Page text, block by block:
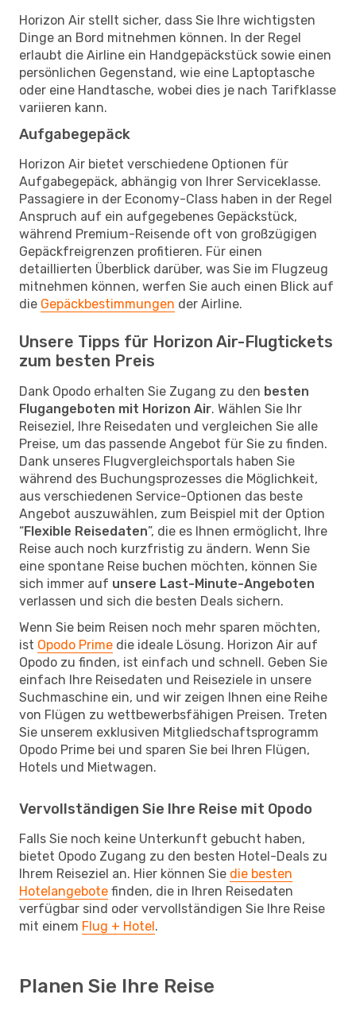
Horizon Air stellt sicher, dass Sie Ihre wichtigsten
Dinge an Bord mitnehmen können. In der Regel
erlaubt die Airline ein Handgepäckstück sowie einen
persönlichen Gegenstand, wie eine Laptoptasche
oder eine Handtasche, wobei dies je nach Tarifklasse
variieren kann.
Aufgabegepäck
Horizon Air bietet verschiedene Optionen für
Aufgabegepäck, abhängig von Ihrer Serviceklasse.
Passagiere in der Economy-Class haben in der Regel
Anspruch auf ein aufgegebenes Gepäckstück,
während Premium-Reisende oft von großzügigen
Gepäckfreigrenzen profitieren. Für einen
detaillierten Überblick darüber, was Sie im Flugzeug
mitnehmen können, werfen Sie auch einen Blick auf
die Gepäckbestimmungen der Airline.
Unsere Tipps für Horizon Air-Flugtickets
zum besten Preis
Dank Opodo erhalten Sie Zugang zu den besten
Flugangeboten mit Horizon Air. Wählen Sie Ihr
Reiseziel, Ihre Reisedaten und vergleichen Sie alle
Preise, um das passende Angebot für Sie zu finden.
Dank unseres Flugvergleichsportals haben Sie
während des Buchungsprozesses die Möglichkeit,
aus verschiedenen Service-Optionen das beste
Angebot auszuwählen, zum Beispiel mit der Option
“Flexible Reisedaten”, die es Ihnen ermöglicht, Ihre
Reise auch noch kurzfristig zu ändern. Wenn Sie
eine spontane Reise buchen möchten, können Sie
sich immer auf unsere Last-Minute-Angeboten
verlassen und sich die besten Deals sichern.
Wenn Sie beim Reisen noch mehr sparen möchten,
ist Opodo Prime die ideale Lösung. Horizon Air auf
Opodo zu finden, ist einfach und schnell. Geben Sie
einfach Ihre Reisedaten und Reiseziele in unsere
Suchmaschine ein, und wir zeigen Ihnen eine Reihe
von Flügen zu wettbewerbsfähigen Preisen. Treten
Sie unserem exklusiven Mitgliedschaftsprogramm
Opodo Prime bei und sparen Sie bei Ihren Flügen,
Hotels und Mietwagen.
Vervollständigen Sie Ihre Reise mit Opodo
Falls Sie noch keine Unterkunft gebucht haben,
bietet Opodo Zugang zu den besten Hotel-Deals zu
Ihrem Reiseziel an. Hier können Sie die besten
Hotelangebote finden, die in Ihren Reisedaten
verfügbar sind oder vervollständigen Sie Ihre Reise
mit einem Flug + Hotel.
Planen Sie Ihre Reise